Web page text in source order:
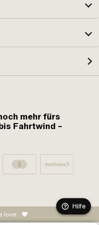
mehr fürs
Fahrtwind –
love.
Hilfe